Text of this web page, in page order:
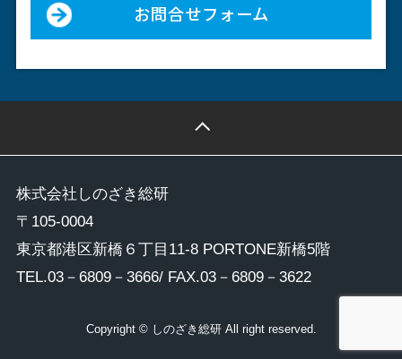
お問合せフォーム
株式会社しのざき総研
〒105-0004
東京都港区新橋６丁目11-8 PORTONE新橋5階
TEL.03－6809－3666/ FAX.03－6809－3622
Copyright © しのざき総研 All right reserved.